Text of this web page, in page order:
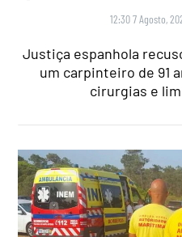
12:30 7 Agosto,
Justiça espanhola
um carpinteiro de 91
cirurgias e